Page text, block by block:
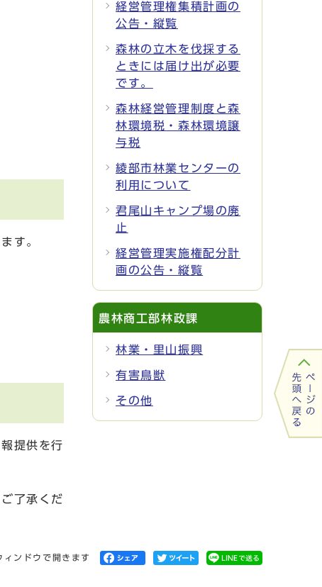
す。
提供を行
了承くだ
経営管理権集積計画の
公告・縦覧
森林の立木を伐採する
ときには届け出が必要
です。
森林経営管理制度と森
林環境税・森林環境譲
与税
綾部市林業センターの
利用について
君尾山キャンプ場の廃
止
経営管理実施権配分計
画の公告・縦覧
農林商工部林政課
林業・里山振興
有害鳥獣
その他
ンドウで開きます